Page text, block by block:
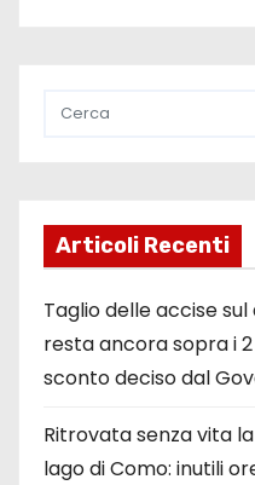
Articoli Recenti
Taglio delle accise
resta ancora sopra i
sconto deciso dal
Ritrovata senza vita
lago di Como: inutili